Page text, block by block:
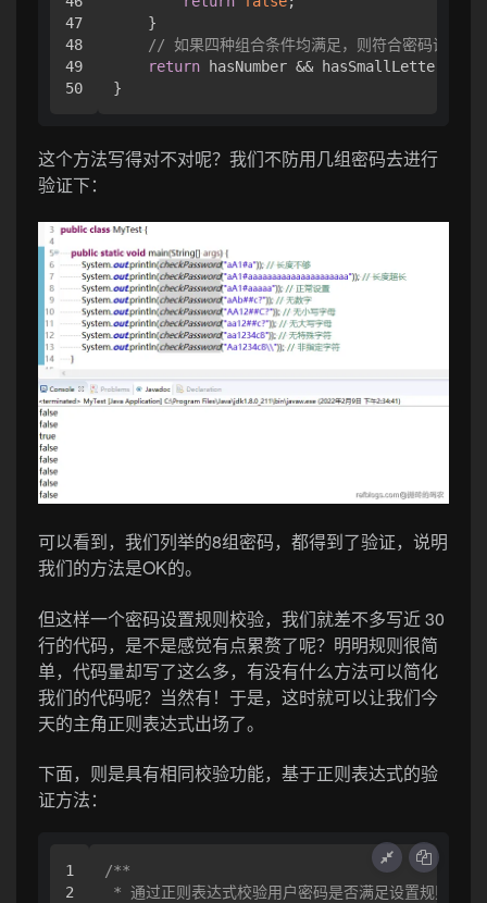
47
48
49
    }
// 如果四种组合条件均满足，则符合密码设置规
return hasNumber && hasSmallLetter
}
这个方法写得对不对呢？我们不防用几组密码去进行
验证下：
可以看到，我们列举的8组密码，都得到了验证，说明
我们的方法是OK的。
但这样一个密码设置规则校验，我们就差不多写近 30
行的代码，是不是感觉有点累赘了呢？明明规则很简
单，代码量却写了这么多，有没有什么方法可以简化
我们的代码呢？当然有！于是，这时就可以让我们今
天的主角正则表达式出场了。
下面，则是具有相同校验功能，基于正则表达式的验
证方法：
1
2
/**
* 通过正则表达式校验用户密码是否满足设置规则